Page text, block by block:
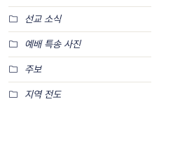
선교 소식
예배 특송 사진
주보
지역 전도